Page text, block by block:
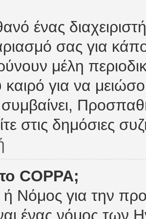
ένας
σας για
μέλη
καιρό για να
στις δημόσιες
το COPPA;
Νόμος για την
ένας νόμος των